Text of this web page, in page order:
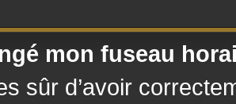
mon fuseau
sûr d’avoir